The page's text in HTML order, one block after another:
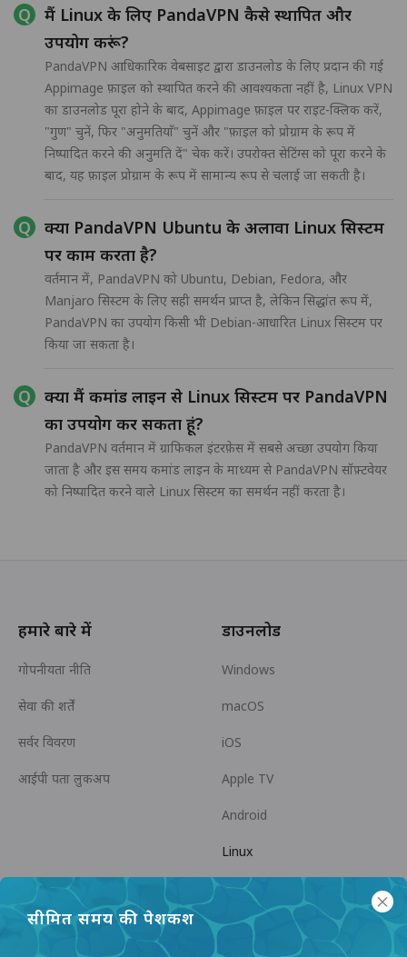
मैं Linux के लिए PandaVPN कैसे स्थापित और
उपयोग करूं?
PandaVPN आधिकारिक वेबसाइट द्वारा डाउनलोड के लिए प्रदान की गई
Appimage फ़ाइल को स्थापित करने की आवश्यकता नहीं है, Linux VPN
का डाउनलोड पूरा होने के बाद, Appimage फ़ाइल पर राइट-क्लिक करें,
"गुण" चुनें, फिर "अनुमतियाँ" चुनें और "फ़ाइल को प्रोग्राम के रूप में
निष्पादित करने की अनुमति दें" चेक करें। उपरोक्त सेटिंग्स को पूरा करने के
बाद, यह फ़ाइल प्रोग्राम के रूप में सामान्य रूप से चलाई जा सकती है।
क्या PandaVPN Ubuntu के अलावा Linux सिस्टम
पर काम करता है?
वर्तमान में, PandaVPN को Ubuntu, Debian, Fedora, और
Manjaro सिस्टम के लिए सही समर्थन प्राप्त है, लेकिन सिद्धांत रूप में,
PandaVPN का उपयोग किसी भी Debian-आधारित Linux सिस्टम पर
किया जा सकता है।
क्या मैं कमांड लाइन से Linux सिस्टम पर PandaVPN
का उपयोग कर सकता हूं?
PandaVPN वर्तमान में ग्राफिकल इंटरफ़ेस में सबसे अच्छा उपयोग किया
जाता है और इस समय कमांड लाइन के माध्यम से PandaVPN सॉफ़्टवेयर
को निष्पादित करने वाले Linux सिस्टम का समर्थन नहीं करता है।
सीमित समय की पेशकश
हमारे बारे में
गोपनीयता नीति
सेवा की शर्तें
सर्वर विवरण
आईपी पता लुकअप
डाउनलोड
Windows
macOS
iOS
Apple TV
Android
Linux
Android TV
सहायता केंद्र सहयोग